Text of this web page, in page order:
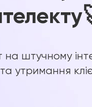
штучному
утримання